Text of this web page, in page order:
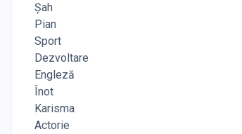
Șah
Pian
Sport
Dezvoltare
Engleză
Înot
Karisma
Actorie